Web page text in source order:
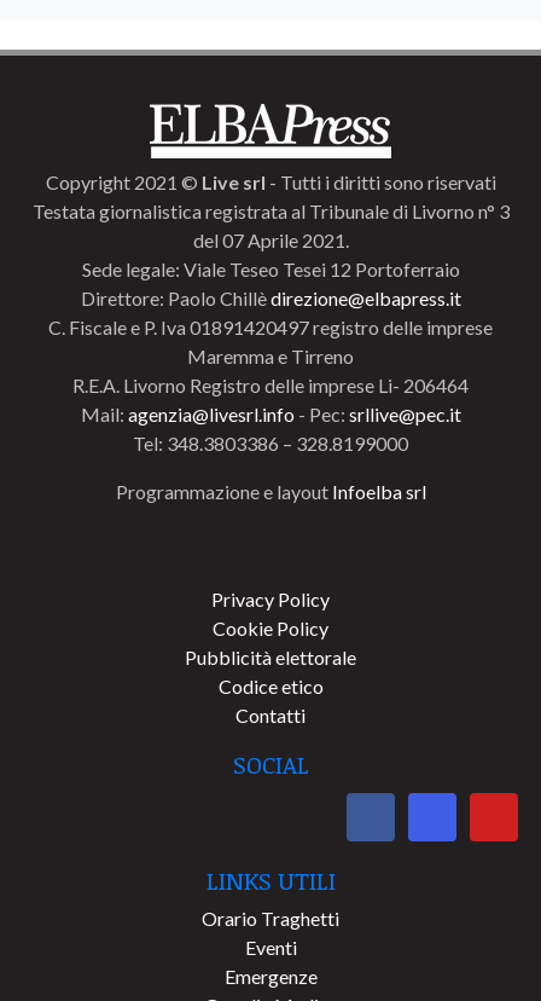
Copyright 2021 © Live srl - Tutti i diritti sono riservati
Testata giornalistica registrata al Tribunale di Livorno n° 3
del 07 Aprile 2021.
Sede legale: Viale Teseo Tesei 12 Portoferraio
Direttore: Paolo Chillèdirezione@elbapress.it
C. Fiscale e P. Iva 01891420497 registro delle imprese
Maremma e Tirreno
R.E.A. Livorno Registro delle imprese Li- 206464
Mail: agenzia@livesrl.info - Pec: srllive@pec.it
Tel: 348.3803386 – 328.8199000
Programmazione e layout Infoelba srl
Privacy Policy
Cookie Policy
Pubblicità elettorale
Codice etico
Contatti
SOCIAL
LINKS UTILI
Orario Traghetti
Eventi
Emergenze